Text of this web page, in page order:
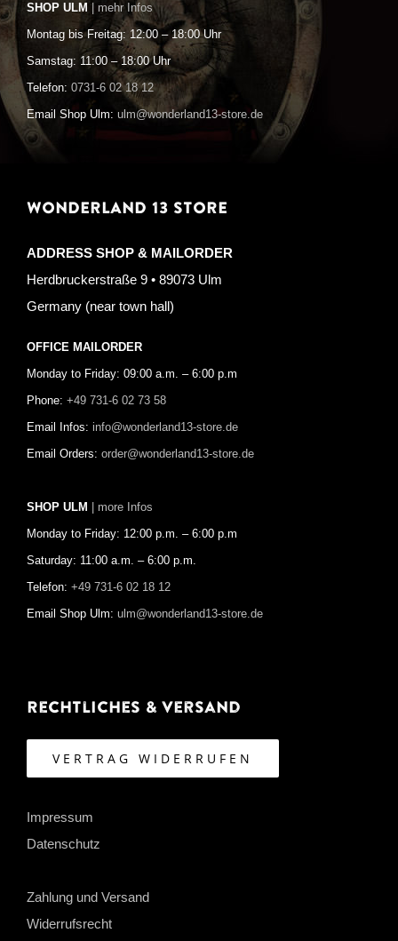
SHOP ULM | mehr Infos
Montag bis Freitag: 12:00 – 18:00 Uhr
Samstag: 11:00 – 18:00 Uhr
Telefon: 0731-6 02 18 12
Email Shop Ulm: ulm@wonderland13-store.de
WONDERLAND 13 STORE
ADDRESS SHOP & MAILORDER
Herdbruckerstraße 9 • 89073 Ulm
Germany (near town hall)
OFFICE MAILORDER
Monday to Friday: 09:00 a.m. – 6:00 p.m
Phone: +49 731-6 02 73 58
Email Infos: info@wonderland13-store.de
Email Orders: order@wonderland13-store.de
SHOP ULM | more Infos
Monday to Friday: 12:00 p.m. – 6:00 p.m
Saturday: 11:00 a.m. – 6:00 p.m.
Telefon: +49 731-6 02 18 12
Email Shop Ulm: ulm@wonderland13-store.de
Rechtliches & Versand
VERTRAG WIDERRUFEN
Impressum
Datenschutz
Zahlung und Versand
Widerrufsrecht